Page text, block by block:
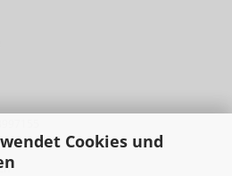
Cookies und